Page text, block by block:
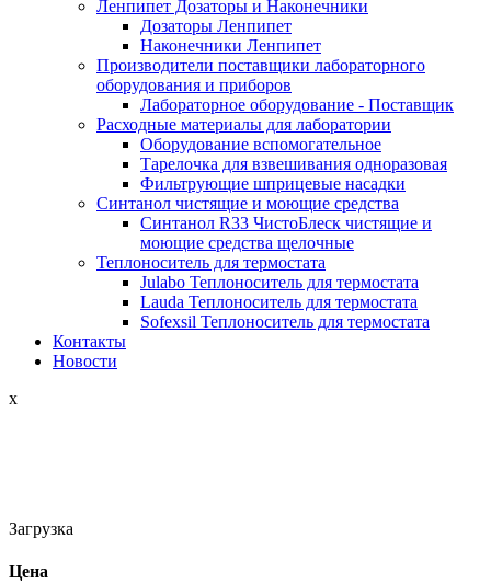
Ленпипет Дозаторы и Наконечники
Дозаторы Ленпипет
Наконечники Ленпипет
Производители поставщики лабораторного
оборудования и приборов
Лабораторное оборудование - Поставщик
Расходные материалы для лаборатории
Оборудование вспомогательное
Тарелочка для взвешивания одноразовая
Фильтрующие шприцевые насадки
Синтанол чистящие и моющие средства
Синтанол R33 ЧистоБлеск чистящие и
моющие средства щелочные
Теплоноситель для термостата
Julabo Теплоноситель для термостата
Lauda Теплоноситель для термостата
Sofexsil Теплоноситель для термостата
Контакты
Новости
x
Загрузка
Цена